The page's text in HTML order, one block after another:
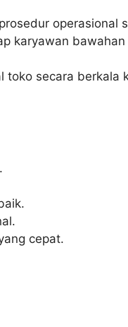
operasional
karyawan bawahan
toko secara berkala
cepat.